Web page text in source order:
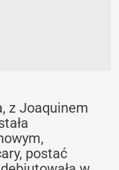
z Joaquinem
postać